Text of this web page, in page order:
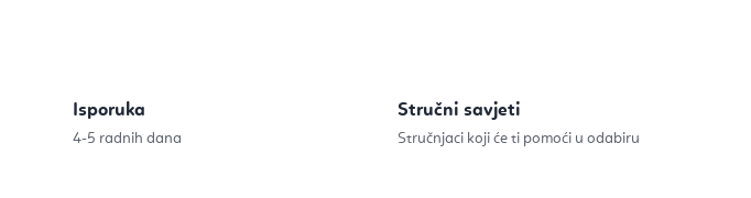
Isporuka
4-5 radnih dana
Stručni savjeti
Stručnjaci koji će ti pomoći u odabiru